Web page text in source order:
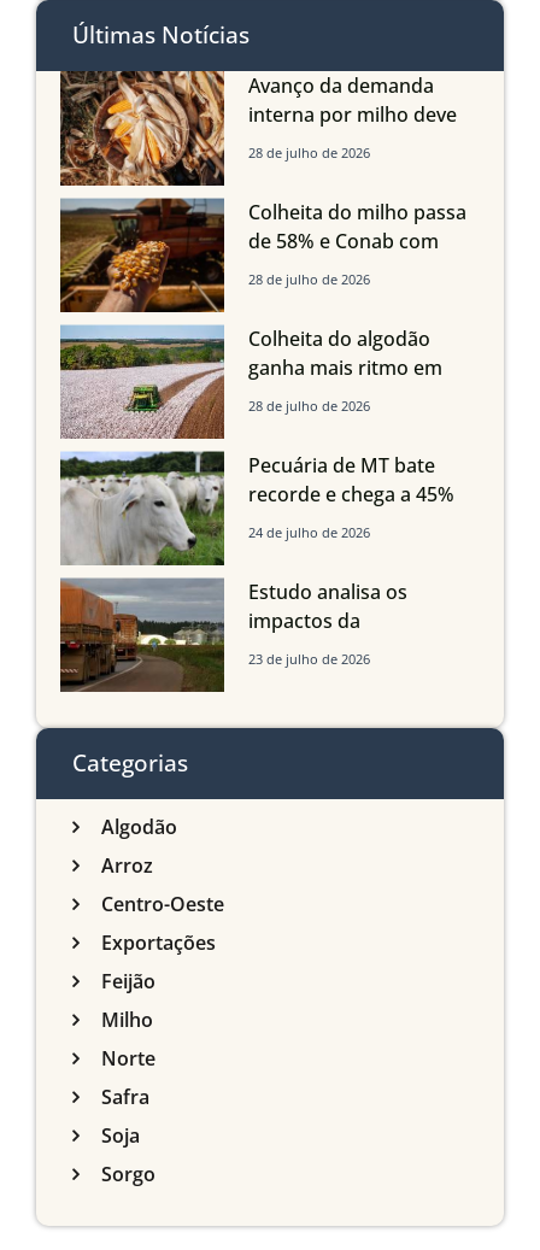
Últimas Notícias
Avanço da demanda
interna por milho deve
compensar aumento da
em Mato Grosso, aponta
Imea
28 de julho de 2026
Colheita do milho passa
de 58% e Conab com
boas produtividades em
quedas em Tocantins,
Maranhão e Piauí
28 de julho de 2026
Colheita do algodão
ganha mais ritmo em
Mato Grosso, Mato
Maranhão
28 de julho de 2026
Pecuária de MT bate
recorde e chega a 45%
dos bovinos abatidos
24 de julho de 2026
Estudo analisa os
impactos da
infraestrutura logística
do Sul
23 de julho de 2026
Categorias
Algodão
Arroz
Centro-Oeste
Exportações
Feijão
Milho
Norte
Safra
Soja
Sorgo